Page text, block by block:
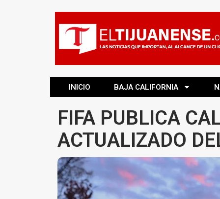
INICIO BAJA CALIFORNIA
FIFA PUBLICA
ACTUALIZADO